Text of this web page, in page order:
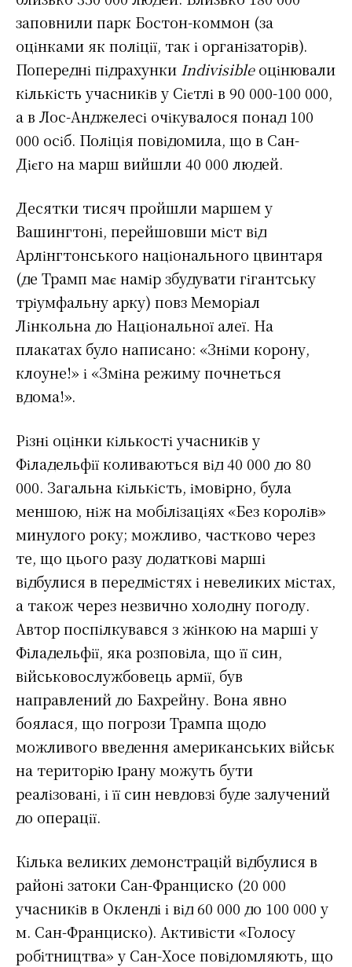
заповнили парк Бостон-коммон (за
оцінками як поліції, так і організаторів).
Попередні підрахунки Indivisibleоцінювали
кількість учасників у Сієтлі в 90 000-100 000,
а в Лос-Анджелесі очікувалося понад 100
000 осіб. Поліція повідомила, що в Сан-
Дієго на марш вийшли 40 000 людей.
Десятки тисяч пройшли маршем у
Вашингтоні, перейшовши міст від
Арлінгтонського національного цвинтаря
(де Трамп має намір збудувати гігантську
тріумфальну арку) повз Меморіал
Лінкольна до Національної алеї. На
плакатах було написано: «Зніми корону,
клоуне!» і «Зміна режиму почнеться
вдома!».
Різні оцінки кількості учасників у
Філадельфії коливаються від 40 000 до 80
000. Загальна кількість, імовірно, була
меншою, ніж на мобілізаціях «Без королів»
минулого року; можливо, частково через
те, що цього разу додаткові марші
відбулися в передмістях і невеликих містах,
а також через незвично холодну погоду.
Автор поспілкувався з жінкою на марші у
Філадельфії, яка розповіла, що її син,
військовослужбовець армії, був
направлений до Бахрейну. Вона явно
боялася, що погрози Трампа щодо
можливого введення американських військ
на територію Ірану можуть бути
реалізовані, і її син невдовзі буде залучений
до операції.
Кілька великих демонстрацій відбулися в
районі затоки Сан-Франциско (20 000
учасників в Окленді і від 60 000 до 100 000 у
м. Сан-Франциско). Активісти «Голосу
робітництва» у Сан-Хосе повідомляють, що